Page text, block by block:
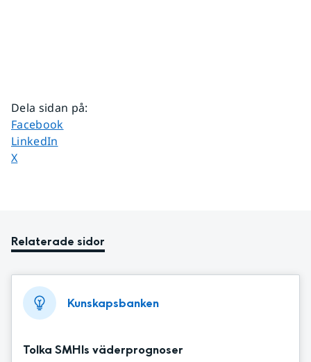
Dela sidan på:
Dela sidan på
Facebook
Dela sidan på
LinkedIn
Dela sidan på
X
Relaterade sidor
Kunskapsbanken
Tolka SMHIs väderprognoser